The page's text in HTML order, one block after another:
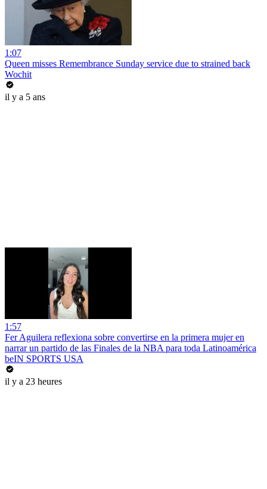
1:07
Queen misses Remembrance Sunday service due to strained back
Wochit
il y a 5 ans
1:57
Fer Aguilera reflexiona sobre convertirse en la primera mujer en
narrar un partido de las Finales de la NBA para toda Latinoamérica
beIN SPORTS USA
il y a 23 heures